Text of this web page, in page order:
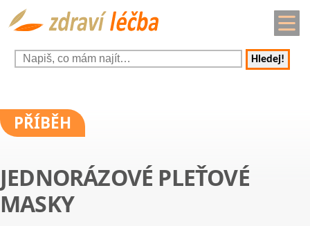
Hledej!
PŘÍBĚH
JEDNORÁZOVÉ PLEŤOVÉ
MASKY